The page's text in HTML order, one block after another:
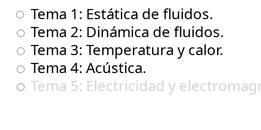
Tema 1: Estática de fluidos.
Tema 2: Dinámica de fluidos.
Tema 3: Temperatura y calor.
Tema 4: Acústica.
Tema 5: Electricidad y